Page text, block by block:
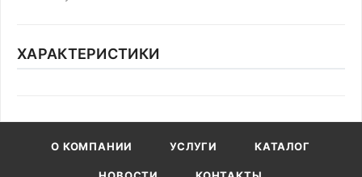
ХАРАКТЕРИСТИКИ
О КОМПАНИИ УСЛУГИ КАТАЛОГ